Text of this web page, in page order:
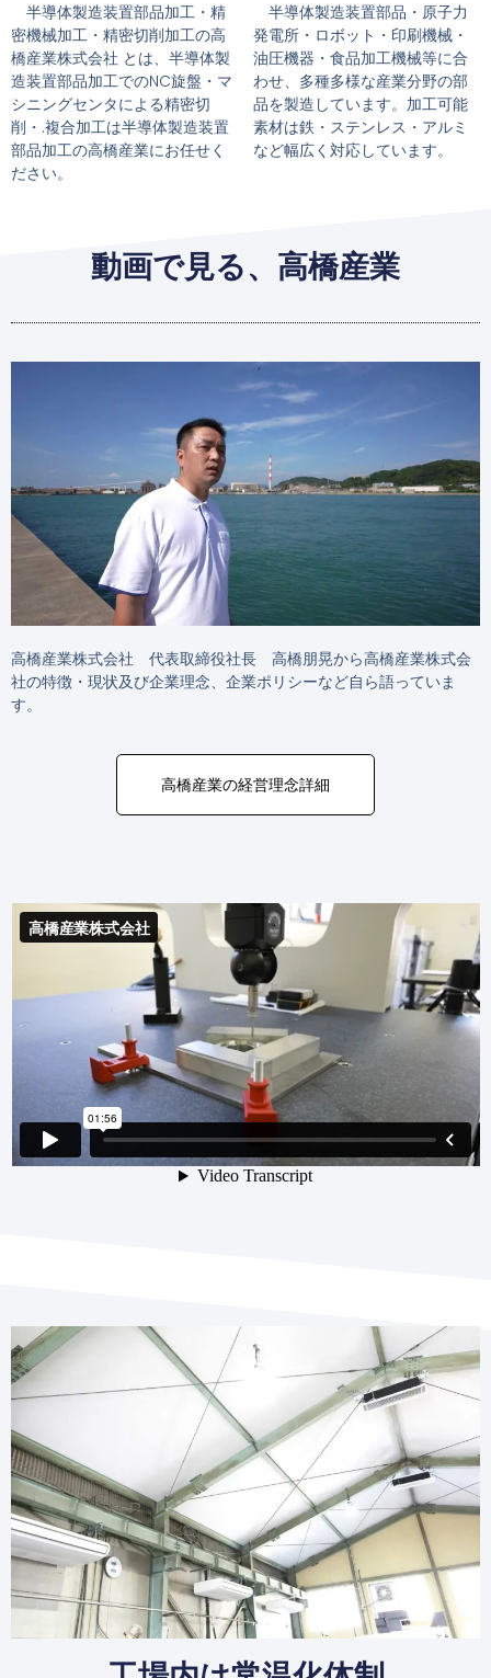
半導体製造装置部品加工・精
密機械加工・精密切削加工の高
橋産業株式会社 とは、半導体製
造装置部品加工でのNC旋盤・マ
シニングセンタによる精密切
削・.複合加工は半導体製造装置
部品加工の高橋産業にお任せく
ださい。
半導体製造装置部品・原子力
発電所・ロボット・印刷機械・
油圧機器・食品加工機械等に合
わせ、多種多様な産業分野の部
品を製造しています。加工可能
素材は鉄・ステンレス・アルミ
など幅広く対応しています。
動画で見る、高橋産業
高橋産業株式会社 代表取締役社長 高橋朋晃から高橋産業株式会
社の特徴・現状及び企業理念、企業ポリシーなど自ら語っていま
す。
高橋産業の経営理念詳細